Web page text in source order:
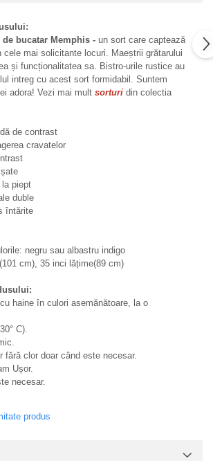
bucatar Memphis - un sort care captează
cele mai solicitante locuri. Maeștrii grătarului
și funcționalitatea sa. Bistro-urile rustice au
intreg cu acest sort formidabil. Suntem
adora! Vezi mai mult sorturi din colectia
de contrast
cravatelor
piept
duble
întărite
negru sau albastru indigo
cm), 35 inci lățime(89 cm)
haine în culori asemănătoare, la o
C).
fără clor doar când este necesar.
Ușor.
necesar.
produs